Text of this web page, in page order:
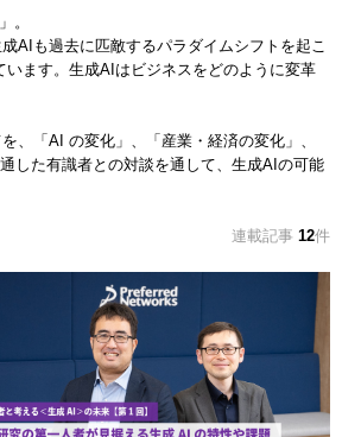
。
AIも過去に匹敵するパラダイムシフトを起こ
ます。生成AIはビジネスをどのように変革
、「AI の変化」、「産業・経済の変化」、
した有識者との対談を通して、生成AIの可能
連載記事 12件